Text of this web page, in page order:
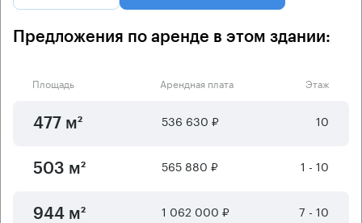
Предложения по аренде в этом здании:
Площадь Арендная плата Этаж
477 м² 536 630 ₽ 10
503 м² 565 880 ₽ 1 - 10
944 м² 1 062 000 ₽ 7 - 10